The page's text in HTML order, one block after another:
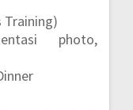
Training)
photo,